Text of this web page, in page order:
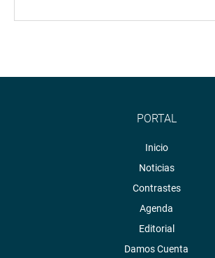
PORTAL
Inicio
Noticias
Contrastes
Agenda
Editorial
Damos Cuenta